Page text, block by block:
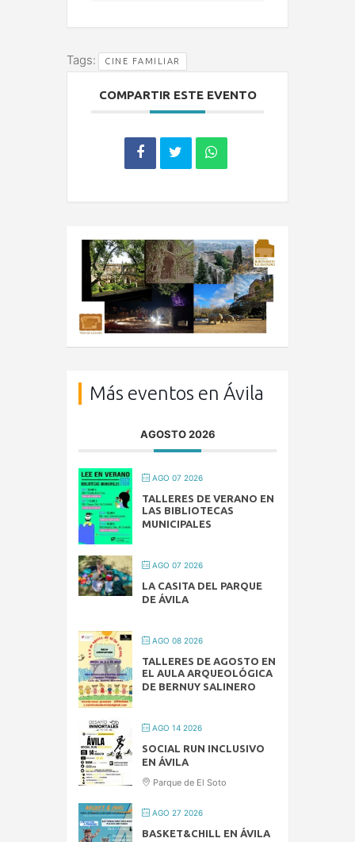
Tags: CINE FAMILIAR
COMPARTIR ESTE EVENTO
Más eventos en Ávila
AGOSTO 2026
AGO 07 2026
TALLERES DE VERANO EN
LAS BIBLIOTECAS
MUNICIPALES
AGO 07 2026
LA CASITA DEL PARQUE
DE ÁVILA
AGO 08 2026
TALLERES DE AGOSTO EN
EL AULA ARQUEOLÓGICA
DE BERNUY SALINERO
AGO 14 2026
SOCIAL RUN INCLUSIVO
EN ÁVILA
Parque de El Soto
AGO 27 2026
BASKET&CHILL EN ÁVILA